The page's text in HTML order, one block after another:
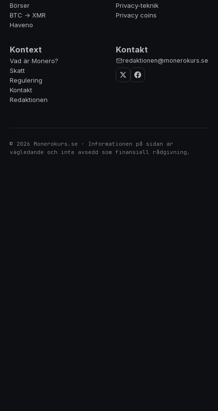
Börser
BTC → XMR
Haveno
Privacy-teknik
Privacy coins
Kontext
Vad är Monero?
Skatt
Regulering
Kontakt
Redaktionen
Kontakt
redaktionen@monerokurs.se
© 2026 Monerokurs.se · Informationen på sidan är
vägledande och inte avsedd som finansiell rådgivning.